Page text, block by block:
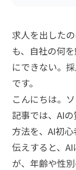
求人を出した
も、自社の何
にできない。
です。
こんにちは。
記事では、AI
方法を、AI初
伝えすると、
が、年齢や性